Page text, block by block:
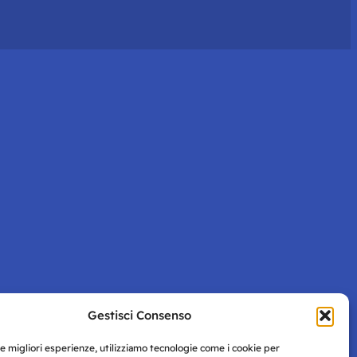
Gestisci Consenso
migliori esperienze, utilizziamo tecnologie come i cookie per